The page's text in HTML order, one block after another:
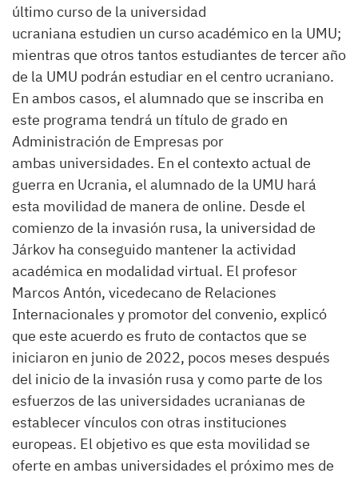
último curso de la universidad
ucraniana estudien un curso académico en la UMU;
mientras que otros tantos estudiantes de tercer año
de la UMU podrán estudiar en el centro ucraniano.
En ambos casos, el alumnado que se inscriba en
este programa tendrá un título de grado en
Administración de Empresas por
ambas universidades. En el contexto actual de
guerra en Ucrania, el alumnado de la UMU hará
esta movilidad de manera de online. Desde el
comienzo de la invasión rusa, la universidad de
Járkov ha conseguido mantener la actividad
académica en modalidad virtual. El profesor
Marcos Antón, vicedecano de Relaciones
Internacionales y promotor del convenio, explicó
que este acuerdo es fruto de contactos que se
iniciaron en junio de 2022, pocos meses después
del inicio de la invasión rusa y como parte de los
esfuerzos de las universidades ucranianas de
establecer vínculos con otras instituciones
europeas. El objetivo es que esta movilidad se
oferte en ambas universidades el próximo mes de